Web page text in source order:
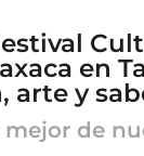
g
o
en
arte y
de